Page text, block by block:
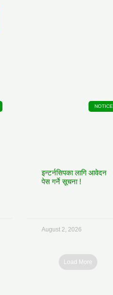
NOTICE
इन्टर्नसिपका लागि आवेदन
पेस गर्ने सूचना !
August 2, 2026
Load More